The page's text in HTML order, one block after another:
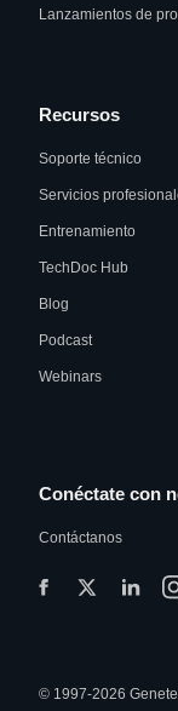
Lanzamientos de
Recursos
Soporte técnico
Servicios
Entrenamiento
TechDoc Hub
Blog
Podcast
Webinars
Conéctate con
Contáctanos
© 1997-2026